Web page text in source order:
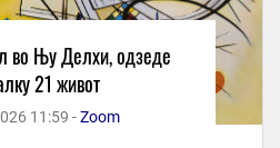
во Њу Делхи, одзеде
21 живот
11:59 -Zoom